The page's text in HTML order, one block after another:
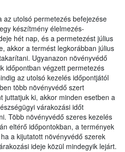
az utolsó permetezés befejezése
készítmény élelmezés-
hét nap, és a permetezést július
akkor a termést legkorábban július
Ugyanazon növényvédő
időpontban végzett permetezés
az utolsó kezelés időpontjától
több növényvédő szert
juttatjuk ki, akkor minden esetben a
várakozási időt
Több növényvédő szeres kezelés
eltérő időpontokban, a termények
a kijutatott növényvédő szerek
ideje közül mindegyik lejárt.